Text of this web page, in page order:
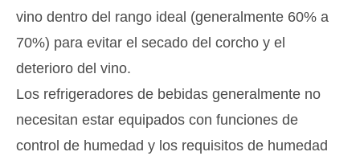
vino dentro del rango ideal (generalmente 60% a
70%) para evitar el secado del corcho y el
deterioro del vino.
Los refrigeradores de bebidas generalmente no
necesitan estar equipados con funciones de
control de humedad y los requisitos de humedad